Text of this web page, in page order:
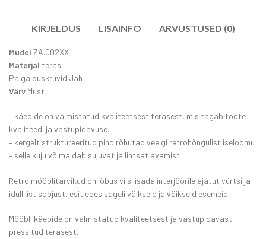
KIRJELDUS LISAINFO ARVUSTUSED (0)
Mudel ZA.002XX
Materjal teras
Paigalduskruvid Jah
Värv Must
– käepide on valmistatud kvaliteetsest terasest, mis tagab toote
kvaliteedi ja vastupidavuse.
– kergelt struktureeritud pind rõhutab veelgi retrohõngulist iseloomu
– selle kuju võimaldab sujuvat ja lihtsat avamist
Retro mööblitarvikud on lõbus viis lisada interjöörile ajatut vürtsi ja
idüllilist soojust, esitledes sageli väikseid ja väikseid esemeid.
Mööbli käepide on valmistatud kvaliteetsest ja vastupidavast
pressitud terasest.